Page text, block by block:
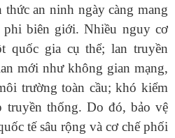
thức an ninh ngày càng mang
biên giới. Nhiều nguy cơ
quốc gia cụ thể; lan truyền
mới như không gian mạng,
trường toàn cầu; khó kiểm
truyền thống. Do đó, bảo vệ
tế sâu rộng và cơ chế phối